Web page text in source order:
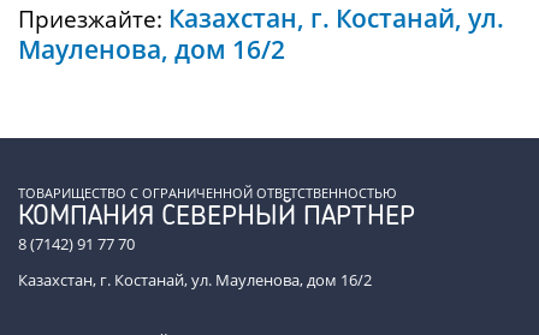
Приезжайте: Казахстан, г. Костанай, ул.
Мауленова, дом 16/2
ТОВАРИЩЕСТВО С ОГРАНИЧЕННОЙ ОТВЕТСТВЕННОСТЬЮ
КОМПАНИЯ СЕВЕРНЫЙ ПАРТНЕР
8 (7142) 91 77 70
Казахстан, г. Костанай, ул. Мауленова, дом 16/2